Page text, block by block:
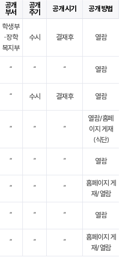
공개
부서
공개
주기 공개 시기 공개 방법
학생부
·장학
복지부
수시 결재후 열람
“ “ “ 열람
“ 수시 결재후 열람
“ “ “
열람/홈페
이지 게재
(식단)
“ “ “ 열람
“ “ “
홈페이지 게
재/열람
“ “ “ 열람
“ “ “
홈페이지 게
재/열람